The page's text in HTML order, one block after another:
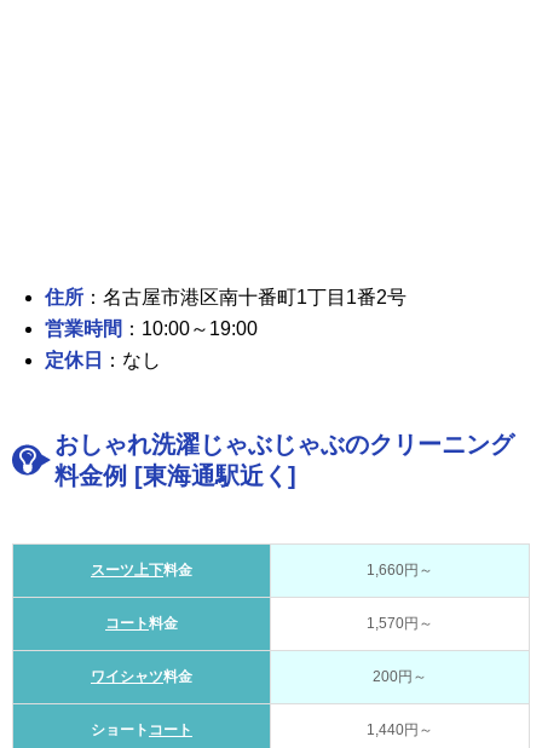
住所 ：名古屋市港区南十番町1丁目1番2号
営業時間 ：10:00～19:00
定休日
：なし
おしゃれ洗濯じゃぶじゃぶのクリーニング
料金例 [東海通駅近く]
スーツ上下料金 1,660円～
コート料金 1,570円～
ワイシャツ料金 200円～
ショート コート 1,440円～